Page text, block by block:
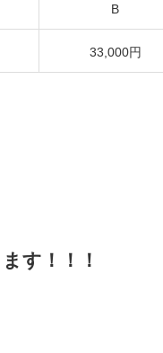
B
33,000円
す！！！